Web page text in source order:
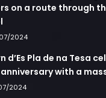
on a route through
2024
d’Es Pla de na Tesa
anniversary with a
2024